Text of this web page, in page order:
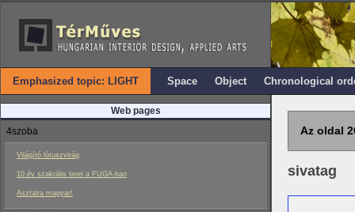
Emphasized topic: LIGHT Space Object Chronological
Web pages
4szoba
Világító lótuszvirág
10 év szakrális terei a FUGA-ban
Asztalra magyar!
Az oldal
sivatag